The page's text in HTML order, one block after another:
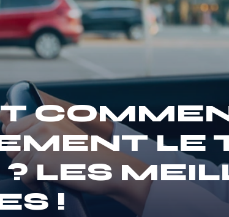
LE
LES
!